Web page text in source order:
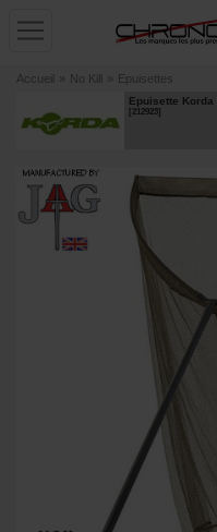
Accueil » No Kill » Epuisettes
Epuisette
[212923]